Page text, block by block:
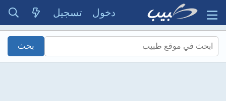
دخول تسجيل